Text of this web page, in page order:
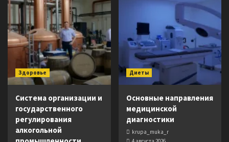
Здоровье
Система организации и
государственного
регулирования
алкогольной
Диеты
Основные направления
медицинской
диагностики
krupa_muka_r